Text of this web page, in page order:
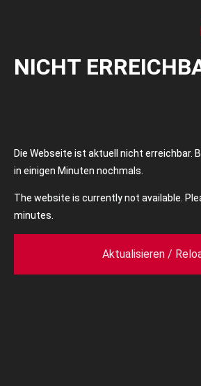
NICHT
Die Webseite ist aktuell nicht erreichbar.
in einigen Minuten nochmals.
The website is currently not available.
minutes.
Aktualisieren /